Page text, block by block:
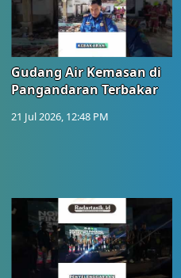
Gudang Air Kemasan di
Pangandaran Terbakar
21 Jul 2026, 12:48 PM